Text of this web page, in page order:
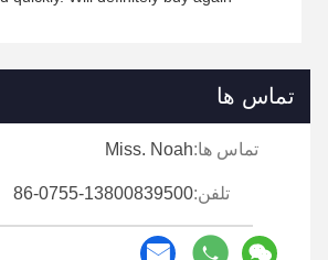
تماس ها
تماس ها:Miss. Noah
تلفن:86-0755-13800839500